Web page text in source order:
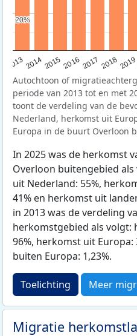
20132014201520162017 20182019
20%
20%
Autochtoon of
periode van 2013 tot en met
toont de verdeling van de
Nederland, herkomst uit
Europa in de buurt Overloon
In 2025 was de herkomst
Overloon buitengebied
uit Nederland: 55%,
41% en herkomst uit
in 2013 was de verdeling
herkomstgebied als volgt:
96%, herkomst uit Europa:
buiten Europa: 1,23%.
Toelichting Meer
Migratie